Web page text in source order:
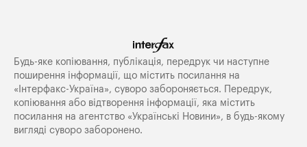
Будь-яке копiювання, публiкацiя, передрук чи наступне
поширення iнформацiї, що мiстить посилання на
«Iнтерфакс-Україна», суворо забороняється. Передрук,
копіювання або відтворення інформації, яка містить
посилання на агентство «Українські Новини», в будь-якому
вигляді суворо заборонено.